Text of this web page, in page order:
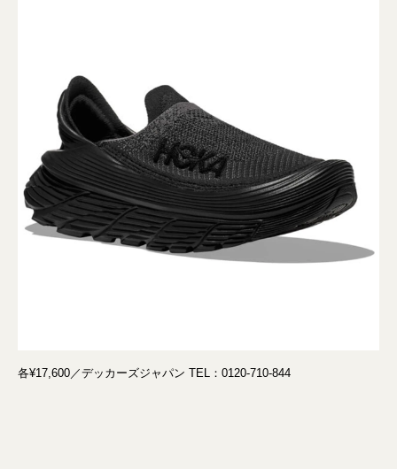
各¥17,600／デッカーズジャパン TEL：0120-710-844